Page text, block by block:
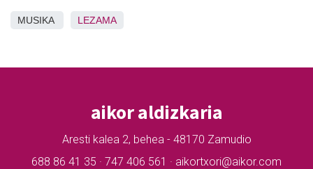
MUSIKA LEZAMA
aikor aldizkaria
Aresti kalea 2, behea - 48170 Zamudio
688 86 41 35 · 747 406 561 · aikortxori@aikor.com